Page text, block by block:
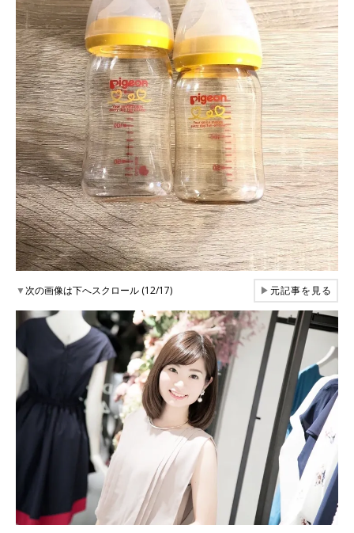
▼次の画像は下へスクロール (12/17) ▶元記事を見る